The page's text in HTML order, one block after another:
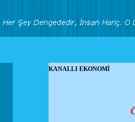
KANALLI EKONOMİ